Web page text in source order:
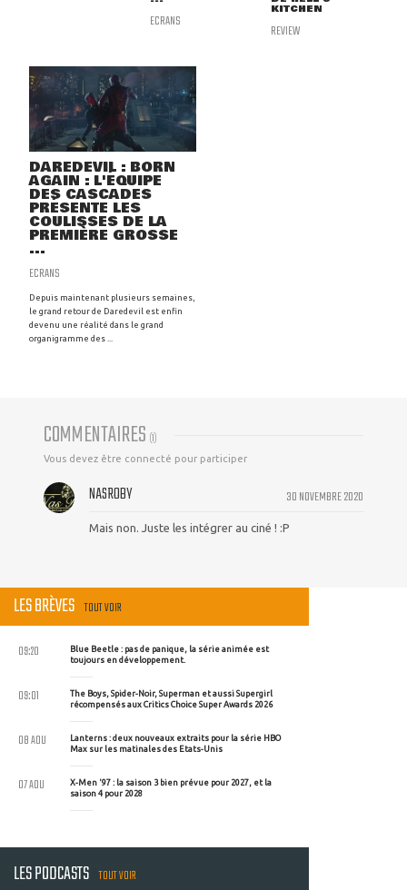
ECRANS
KITCHEN
REVIEW
DAREDEVIL : BORN
AGAIN : L'ÉQUIPE
DES CASCADES
PRÉSENTE LES
COULISSES DE LA
PREMIÈRE GROSSE
...
ECRANS
Depuis maintenant plusieurs semaines,
le grand retour de Daredevil est enfin
devenu une réalité dans le grand
organigramme des ...
COMMENTAIRES (1)
Vous devez être connecté pour participer
30 NOVEMBRE 2020
NASROBY
Mais non. Juste les intégrer au ciné ! :P
LES BRÈVES TOUT VOIR
Blue Beetle : pas de panique, la série animée est
toujours en développement.
09:20
The Boys, Spider-Noir, Superman et aussi Supergirl
récompensés aux Critics Choice Super Awards 2026
09:01
Lanterns : deux nouveaux extraits pour la série HBO
Max sur les matinales des Etats-Unis
08 AOU
X-Men '97 : la saison 3 bien prévue pour 2027, et la
saison 4 pour 2028
07 AOU
LES PODCASTS TOUT VOIR